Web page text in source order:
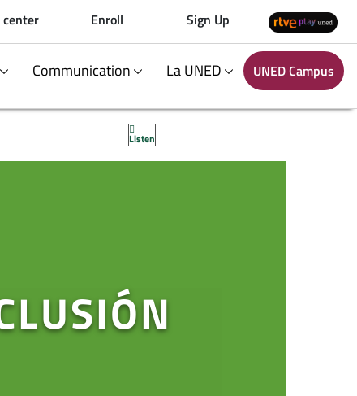
center Enroll Sign Up
Communication La UNED UNED Campus
Listen